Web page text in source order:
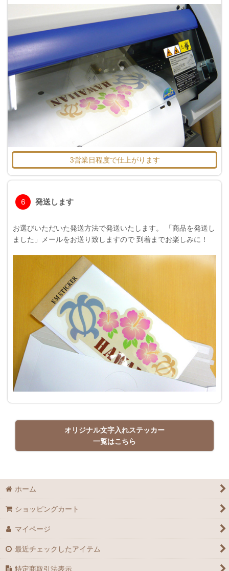
3営業日程度で仕上がります
6 発送します
お選びいただいた発送方法で発送いたします。 「商品を発送し
ました」メールをお送り致しますので 到着までお楽しみに！
オリジナル文字入れステッカー
一覧はこちら
ホーム
ショッピングカート
マイページ
最近チェックしたアイテム
特定商取引法表示